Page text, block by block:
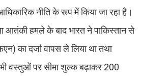
नीति के रूप में किया जा रहा है।
आतंकी हमले के बाद भारत ने पाकिस्तान से
का दर्जा वापस ले लिया था तथा
वस्तुओं पर सीमा शुल्क बढ़ाकर 200